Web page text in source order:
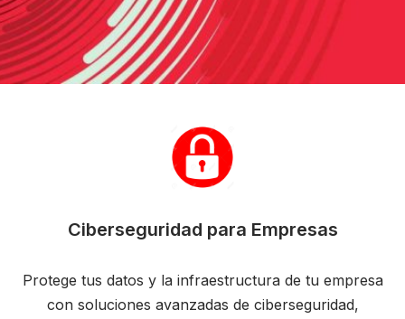
Ciberseguridad para Empresas
Protege tus datos y la infraestructura de tu empresa
con soluciones avanzadas de ciberseguridad,